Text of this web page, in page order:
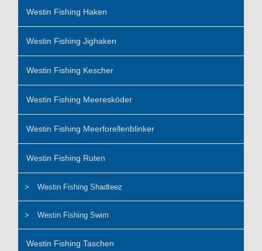
Westin Fishing Haken
Westin Fishing Jighaken
Westin Fishing Kescher
Westin Fishing Meeresköder
Westin Fishing Meerforellenblinker
Westin Fishing Ruten
Westin Fishing Shadteez
Westin Fishing Swim
Westin Fishing Taschen